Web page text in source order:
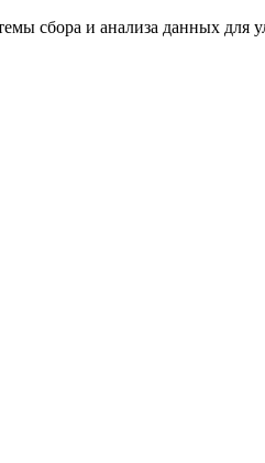
сбора и анализа данных для